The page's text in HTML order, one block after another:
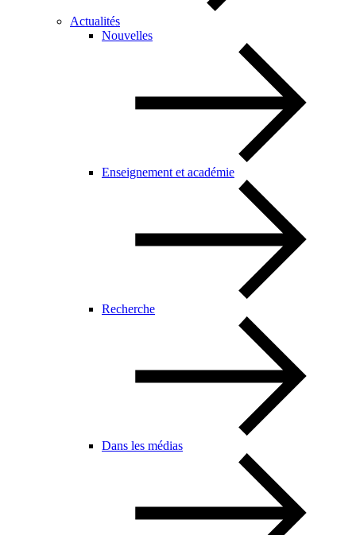
Actualités
Nouvelles
Enseignement et académie
Recherche
Dans les médias